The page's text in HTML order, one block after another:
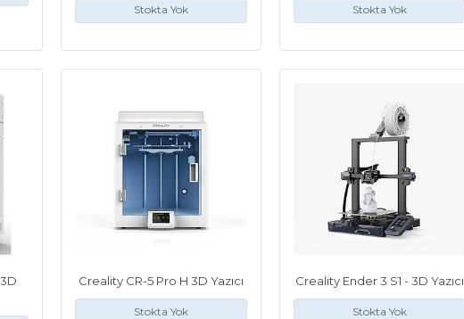
Stokta Yok Stokta Yok
Creality CR-5 Pro H 3D Yazıcı
Stokta Yok
Creality Ender 3 S1 - 3D Yazıcı
Stokta Yok